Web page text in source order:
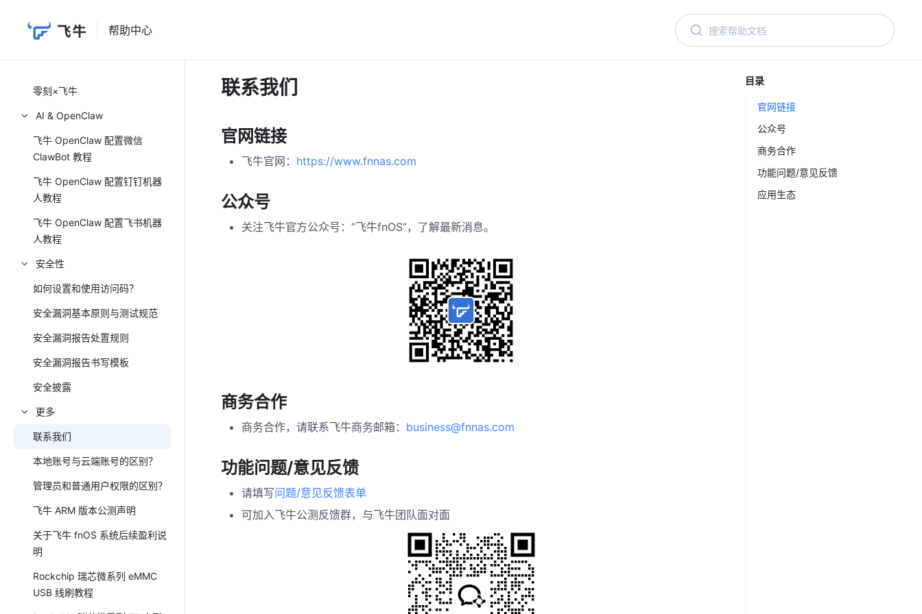
帮助中心
硬件
零刻×飞牛
AI & OpenClaw
飞牛 OpenClaw 配置微信
ClawBot 教程
飞牛 OpenClaw 配置钉钉机器
人教程
飞牛 OpenClaw 配置飞书机器
人教程
安全性
如何设置和使用访问码？
安全漏洞基本原则与测试规范
安全漏洞报告处置规则
安全漏洞报告书写模板
安全披露
更多
联系我们
本地账号与云端账号的区别？
管理员和普通用户权限的区别？
飞牛 ARM 版本公测声明
关于飞牛 fnOS 系统后续盈利说
明
Rockchip 瑞芯微系列 eMMC
USB 线刷教程
联系我们
官网链接
飞牛官网： https://www.fnnas.com
公众号
关注飞牛官方公众号：“飞牛fnOS”，了解最新消息。
商务合作
商务合作，请联系飞牛商务邮箱： business@fnnas.com
功能问题/意见反馈
请填写问题/意见反馈表单
可加入飞牛公测反馈群，与飞牛团队面对面
目录
官网链接
公众号
商务合作
功能问题/意见反馈
应用生态